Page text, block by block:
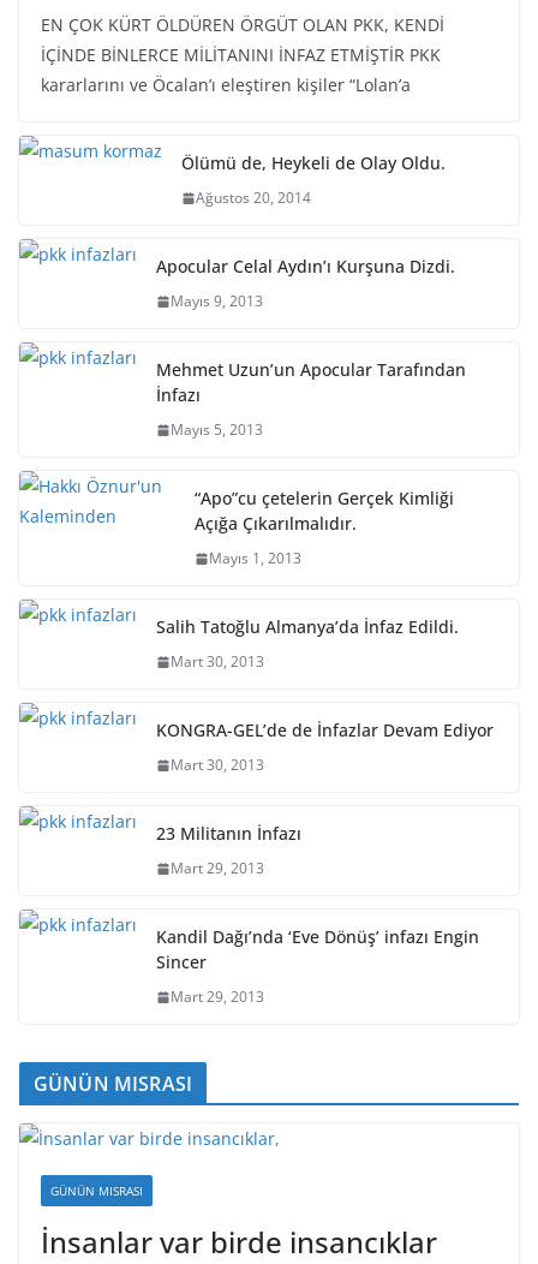
EN ÇOK KÜRT ÖLDÜREN ÖRGÜT OLAN PKK, KENDİ
İÇİNDE BİNLERCE MİLİTANINI İNFAZ ETMİŞTİR PKK
kararlarını ve Öcalan’ı eleştiren kişiler “Lolan’a
Ölümü de, Heykeli de Olay Oldu.
Ağustos 20, 2014
Apocular Celal Aydın’ı Kurşuna Dizdi.
Mayıs 9, 2013
Mehmet Uzun’un Apocular Tarafından
İnfazı
Mayıs 5, 2013
“Apo”cu çetelerin Gerçek Kimliği
Açığa Çıkarılmalıdır.
Mayıs 1, 2013
Salih Tatoğlu Almanya’da İnfaz Edildi.
Mart 30, 2013
KONGRA-GEL’de de İnfazlar Devam Ediyor
Mart 30, 2013
23 Militanın İnfazı
Mart 29, 2013
Kandil Dağı’nda ‘Eve Dönüş’ infazı Engin
Sincer
Mart 29, 2013
GÜNÜN MISRASI
GÜNÜN MISRASI
İnsanlar var birde insancıklar